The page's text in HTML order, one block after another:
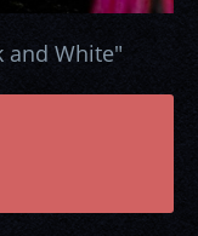
and White"